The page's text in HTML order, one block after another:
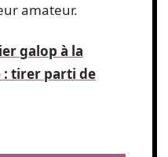
amateur.
galop à la
tirer parti de